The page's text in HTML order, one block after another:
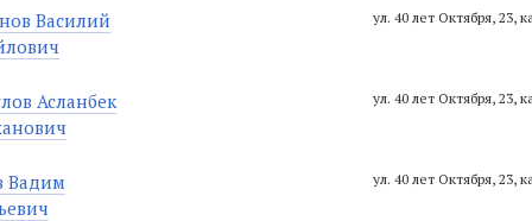
Василий
ул. 40 лет Октября, 23,
Асланбек
ул. 40 лет Октября, 23,
Вадим
ул. 40 лет Октября, 23,